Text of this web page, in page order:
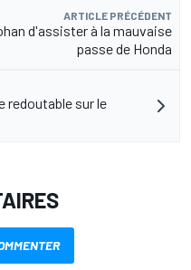
ARTICLE PRÉCÉDENT
d'assister à la mauvaise
passe de Honda
redoutable sur le